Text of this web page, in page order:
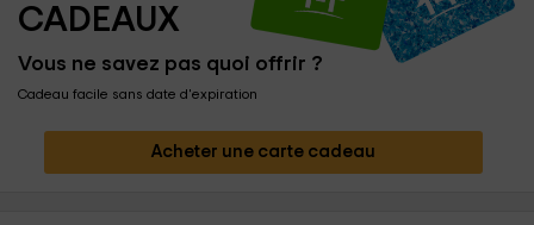
CADEAUX
Vous ne savez pas quoi offrir ?
Cadeau facile sans date d'expiration
Acheter une carte cadeau